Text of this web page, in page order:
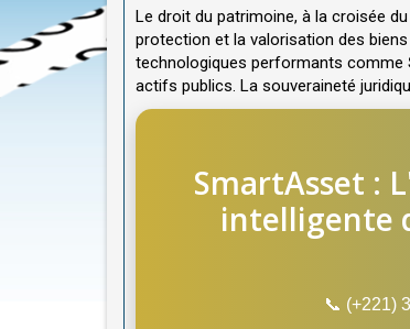
Le droit du patrimoine, à la croisée
protection et la valorisation des
technologiques performants comme
actifs publics. La souveraineté
SmartAsset :
intelligente
📞 (+221)